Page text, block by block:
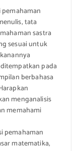
tata
sastra
sesuai untuk
pada
berbahasa
menganalisis
memahami
pemahaman
matematika,